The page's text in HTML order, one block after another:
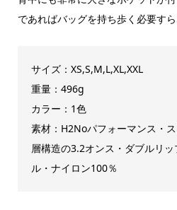
であればバッグを持ち歩く必要すら
サイズ：XS,S,M,L,XL,XXL
重量：496g
カラー：1色
素材：H2Noパフォーマンス・
層構造の3.2オンス・ダブルリ
ル・ナイロン100％